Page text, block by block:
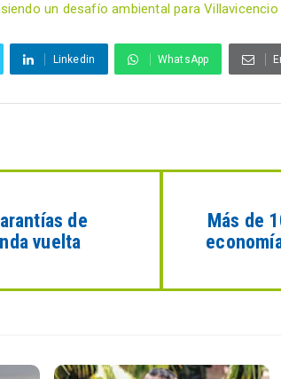
un desafío ambiental para Villavicencio
Linkedin WhatsApp
de
vuelta
Más de